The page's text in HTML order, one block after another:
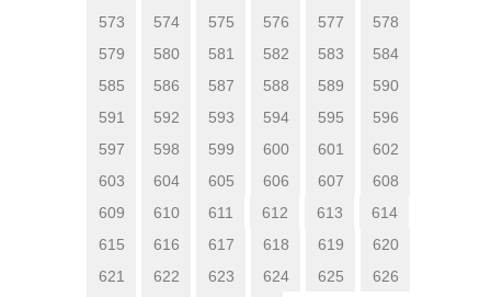
573
574 575 576 577
578
579
580 581 582 583
584
585
586 587 588 589
590
591
592 593 594 595
596
597
598 599 600 601
602
603
604 605 606 607
608
609
610 611 612 613
614
615
616 617 618 619
620
621
622 623 624 625
626